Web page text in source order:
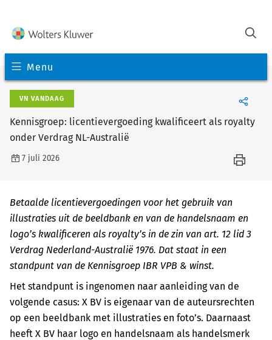
Menu
VN VANDAAG
Kennisgroep: licentievergoeding kwalificeert als royalty
onder Verdrag NL-Australië
7 juli 2026
Betaalde licentievergoedingen voor het gebruik van
illustraties uit de beeldbank en van de handelsnaam en
logo’s kwalificeren als royalty’s in de zin van art. 12 lid 3
Verdrag Nederland-Australië 1976. Dat staat in een
standpunt van de Kennisgroep IBR VPB & winst.
Het standpunt is ingenomen naar aanleiding van de
volgende casus: X BV is eigenaar van de auteursrechten
op een beeldbank met illustraties en foto’s. Daarnaast
heeft X BV haar logo en handelsnaam als handelsmerk